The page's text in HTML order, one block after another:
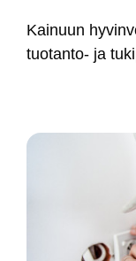
Kai­nuun
tuo­tan­to- ja